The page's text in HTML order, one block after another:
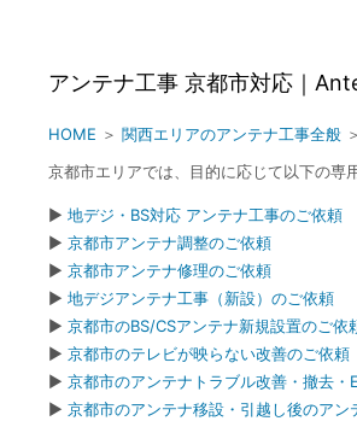
アンテナ工事 京都市対応｜
HOME ＞ 関西エリアのアンテナ工事全般 ＞
京都市エリアでは、目的に応じて以下の専
▶ 地デジ・BS対応 アンテナ工事のご依頼
▶ 京都市アンテナ調整のご依頼
▶ 京都市アンテナ修理のご依頼
▶ 地デジアンテナ工事（新設）のご依頼
▶ 京都市のBS/CSアンテナ新規設置のご依
▶ 京都市のテレビが映らない改善のご依頼
▶ 京都市のアンテナトラブル改善・撤去・
▶ 京都市のアンテナ移設・引越し後のアン